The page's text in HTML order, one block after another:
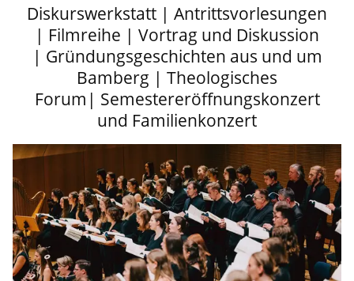
Diskurswerkstatt | Antrittsvorlesungen
| Filmreihe | Vortrag und Diskussion
| Gründungsgeschichten aus und um
Bamberg | Theologisches
Forum| Semestereröffnungskonzert
und Familienkonzert